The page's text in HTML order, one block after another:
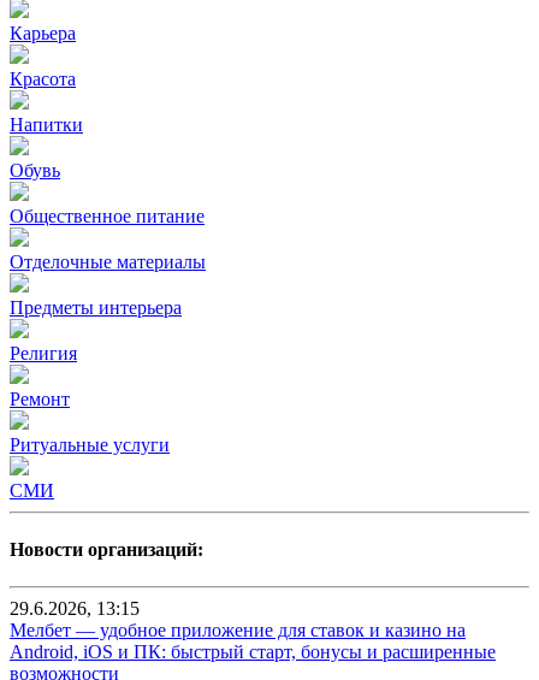
Карьера
Красота
Напитки
Обувь
Общественное питание
Отделочные материалы
Предметы интерьера
Религия
Ремонт
Ритуальные услуги
СМИ
Новости организаций:
29.6.2026, 13:15
Мелбет — удобное приложение для ставок и казино на
Android, iOS и ПК: быстрый старт, бонусы и расширенные
возможности